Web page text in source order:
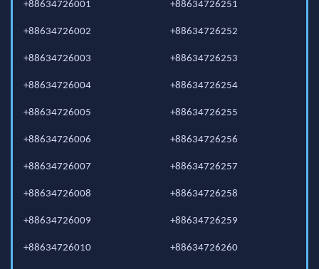
+88634726001
+88634726002
+88634726003
+88634726004
+88634726005
+88634726006
+88634726007
+88634726008
+88634726009
+88634726010
+88634726251
+88634726252
+88634726253
+88634726254
+88634726255
+88634726256
+88634726257
+88634726258
+88634726259
+88634726260